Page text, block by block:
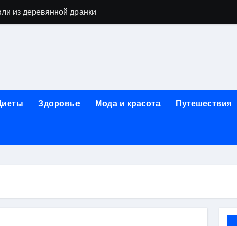
из деревянной дранки
аппаратов для электроэпиляции
направления медицинского центра
Стрешневе
Здоровье Мода и красота Путешествия